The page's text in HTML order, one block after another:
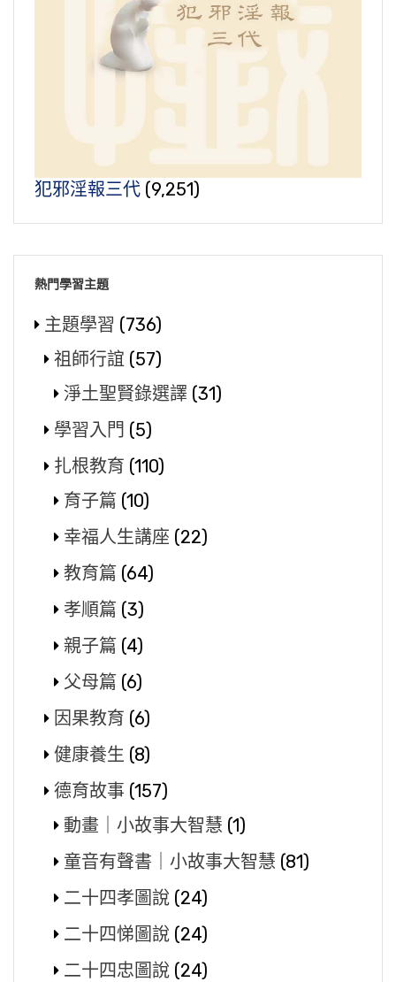
犯邪淫報三代 (9,251)
熱門學習主題
主題學習 (736)
祖師行誼 (57)
淨土聖賢錄選譯 (31)
學習入門 (5)
扎根教育 (110)
育子篇 (10)
幸福人生講座 (22)
教育篇 (64)
孝順篇 (3)
親子篇 (4)
父母篇 (6)
因果教育 (6)
健康養生 (8)
德育故事 (157)
動畫｜小故事大智慧 (1)
童音有聲書｜小故事大智慧 (81)
二十四孝圖說 (24)
二十四悌圖說 (24)
二十四忠圖說 (24)